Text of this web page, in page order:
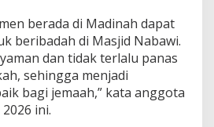
berada di Madinah dapat
beribadah di Masjid Nabawi.
dan tidak terlalu panas
sehingga menjadi
bagi jemaah,” kata anggota
ini.